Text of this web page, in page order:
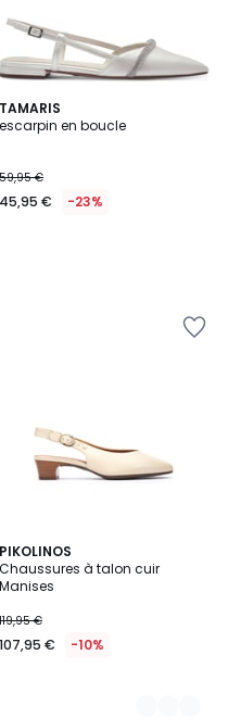
TAMARIS
escarpin en boucle
59,95 €
45,95 € -23%
PIKOLINOS
Chaussures à talon cuir
Manises
119,95 €
107,95 € -10%
2
Couleurs